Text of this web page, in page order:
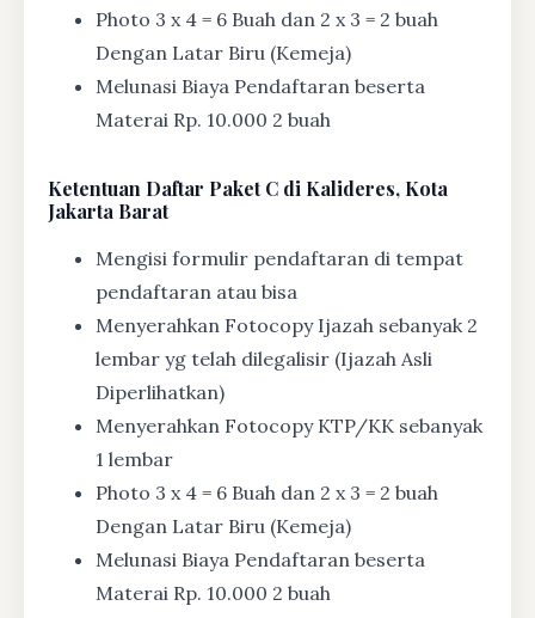
Photo 3 x 4 = 6 Buah dan 2 x 3 = 2 buah
Dengan Latar Biru (Kemeja)
Melunasi Biaya Pendaftaran beserta
Materai Rp. 10.000 2 buah
Ketentuan Daftar Paket C di Kalideres, Kota
Jakarta Barat
Mengisi formulir pendaftaran di tempat
pendaftaran atau bisa
Menyerahkan Fotocopy Ijazah sebanyak 2
lembar yg telah dilegalisir (Ijazah Asli
Diperlihatkan)
Menyerahkan Fotocopy KTP/KK sebanyak
1 lembar
Photo 3 x 4 = 6 Buah dan 2 x 3 = 2 buah
Dengan Latar Biru (Kemeja)
Melunasi Biaya Pendaftaran beserta
Materai Rp. 10.000 2 buah